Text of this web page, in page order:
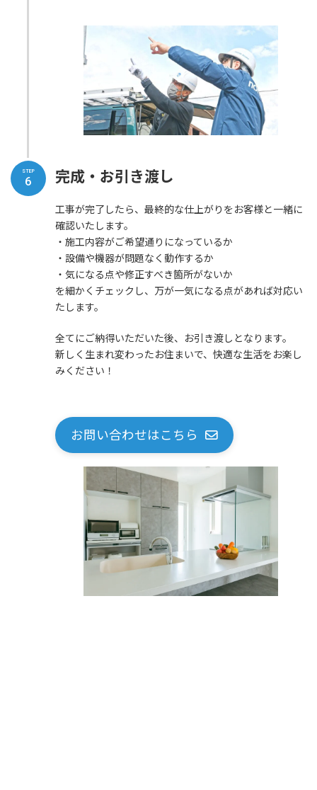
完成・お引き渡し
工事が完了したら、最終的な仕上がりをお客様と一緒に
確認いたします。
・施工内容がご希望通りになっているか
・設備や機器が問題なく動作するか
・気になる点や修正すべき箇所がないか
を細かくチェックし、万が一気になる点があれば対応い
たします。
全てにご納得いただいた後、お引き渡しとなります。
新しく生まれ変わったお住まいで、快適な生活をお楽し
みください！
お問い合わせはこちら
STEP
6